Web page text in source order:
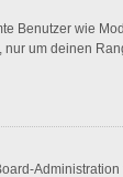
Benutzer wie
um deinen